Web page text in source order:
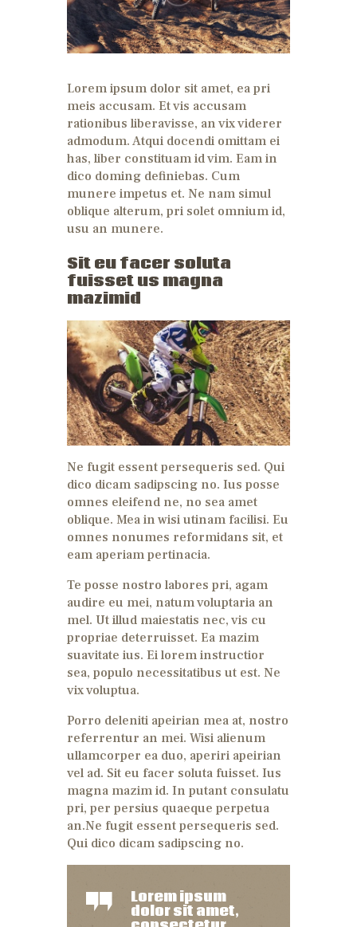
Lorem ipsum dolor sit amet, ea pri
meis accusam. Et vis accusam
rationibus liberavisse, an vix viderer
admodum. Atqui docendi omittam ei
has, liber constituam id vim. Eam in
dico doming definiebas. Cum
munere impetus et. Ne nam simul
oblique alterum, pri solet omnium id,
usu an munere.
Sit eu facer soluta
fuisset us magna
mazimid
Ne fugit essent persequeris sed. Qui
dico dicam sadipscing no. Ius posse
omnes eleifend ne, no sea amet
oblique. Mea in wisi utinam facilisi. Eu
omnes nonumes reformidans sit, et
eam aperiam pertinacia.
Te posse nostro labores pri, agam
audire eu mei, natum voluptaria an
mel. Ut illud maiestatis nec, vis cu
propriae deterruisset. Ea mazim
suavitate ius. Ei lorem instructior
sea, populo necessitatibus ut est. Ne
vix voluptua.
Porro deleniti apeirian mea at, nostro
referrentur an mei. Wisi alienum
ullamcorper ea duo, aperiri apeirian
vel ad. Sit eu facer soluta fuisset. Ius
magna mazim id. In putant consulatu
pri, per persius quaeque perpetua
an.Ne fugit essent persequeris sed.
Qui dico dicam sadipscing no.
Lorem ipsum
dolor sit amet,